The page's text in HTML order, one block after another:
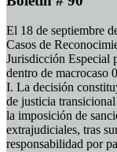
El 18 de septiembre
Casos de
Jurisdicción Especial
dentro de macrocaso
I. La decisión
de justicia
la imposición de
extrajudiciales, tras
responsabilidad por